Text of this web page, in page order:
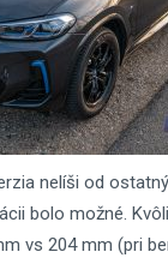
nelíši od
bolo možné.
vs 204 mm (pri